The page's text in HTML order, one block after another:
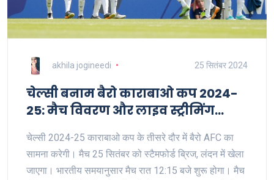
akhila jogineedi 25 सितंबर 2024
चेल्सी बनाम बैरो काराबाओ कप 2024-
25: मैच विवरण और लाइव स्ट्रीमिंग
चेल्सी 2024-25 काराबाओ कप के तीसरे दौर में बैरो AFC का
सामना करेगी। मैच 25 सितंबर को स्टैमफोर्ड ब्रिज, लंदन में खेला
जाएगा। भारतीय समयानुसार मैच रात 12:15 बजे शुरू होगा। मैच